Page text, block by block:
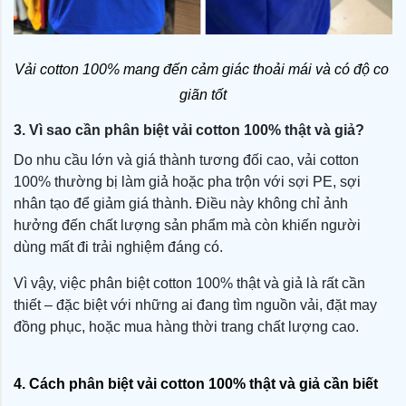
Vải cotton 100% mang đến cảm giác thoải mái và có độ co
giãn tốt
3. Vì sao cần phân biệt vải cotton 100% thật và giả?
Do nhu cầu lớn và giá thành tương đối cao, vải cotton
100% thường bị làm giả hoặc pha trộn với sợi PE, sợi
nhân tạo để giảm giá thành. Điều này không chỉ ảnh
hưởng đến chất lượng sản phẩm mà còn khiến người
dùng mất đi trải nghiệm đáng có.
Vì vậy, việc phân biệt cotton 100% thật và giả là rất cần
thiết – đặc biệt với những ai đang tìm nguồn vải, đặt may
đồng phục, hoặc mua hàng thời trang chất lượng cao.
4. Cách phân biệt vải cotton 100% thật và giả cần biết